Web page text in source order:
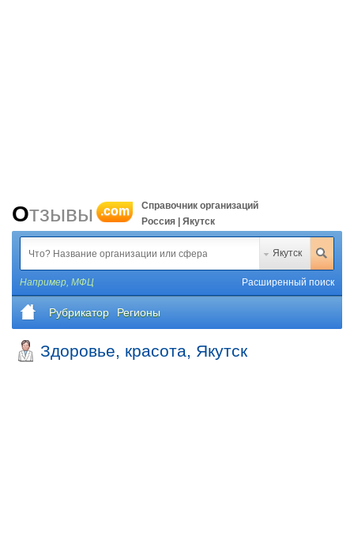
Отзывы .com
Справочник организаций
Россия | Якутск
Якутск
Например, МФЦ Расширенный поиск
Рубрикатор Регионы
Здоровье, красота, Якутск